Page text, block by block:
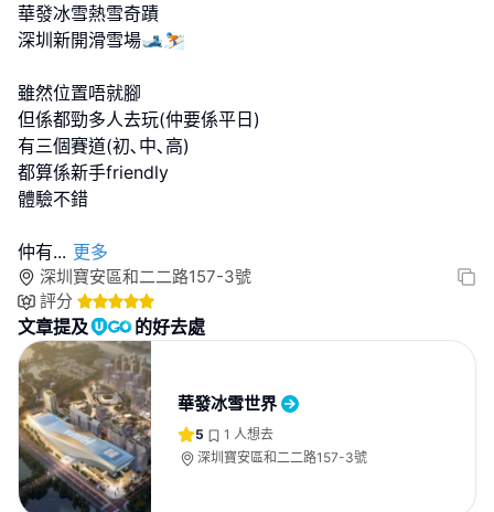
華發冰雪熱雪奇蹟
深圳新開滑雪場🎿⛷️
雖然位置唔就腳
但係都勁多人去玩(仲要係平日)
有三個賽道(初､中､高)
都算係新手friendly
體驗不錯
仲有... 更多
深圳寶安區和二二路157-3號
評分
文章提及 的好去處
華發冰雪世界
5 1 人想去
深圳寶安區和二二路157-3號